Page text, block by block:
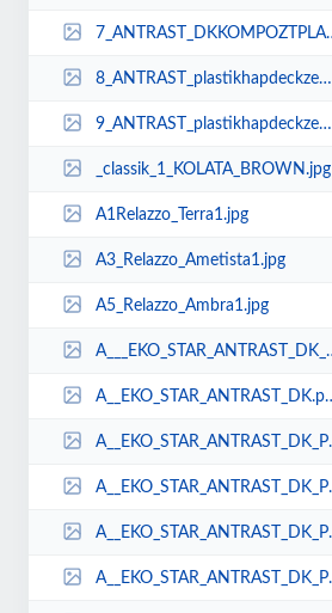
7_ANTRAST_DKKOMPOZTPLASTKDECKFYATLARIAHAPDEMEplastikhapdeckzeminkaplamafiyatl...
8_ANTRAST_plastikhapdeckzeminkaplamafiyatlarkaliteliucuzbahepvcdekor.png
9_ANTRAST_plastikhapdeckzeminkaplamafiyatlarkaliteliucuzbahepvcdekorsahibinde...
_classik_1_KOLATA_BROWN.jpg
A1Relazzo_Terra1.jpg
A3_Relazzo_Ametista1.jpg
A5_Relazzo_Ambra1.jpg
A___EKO_STAR_ANTRAST_DK___pvczeminyerdemefiyatlrdmekanplastikahapfiyat.png
A__EKO_STAR_ANTRAST_DK.png
A__EKO_STAR_ANTRAST_DK_PLASTKAHAPDECKZEMNKAPLAMAFYATIFTAYLARIUCUZ.png
A__EKO_STAR_ANTRAST_DK_PLASTKAHAPDECKZEMNKAPLAMAFYATIFTAYLARIUCUZ_1.png
A__EKO_STAR_ANTRAST_DK_PLASTKAHAPDECKZEMNKAPLAMAFYATIFTAYLARIUCUZ_2.png
A__EKO_STAR_ANTRAST_DK_PLASTKAHAPDECKZEMNKAPLAMAFYATIFTAYLARIUCUZWPCWOODTERAS...